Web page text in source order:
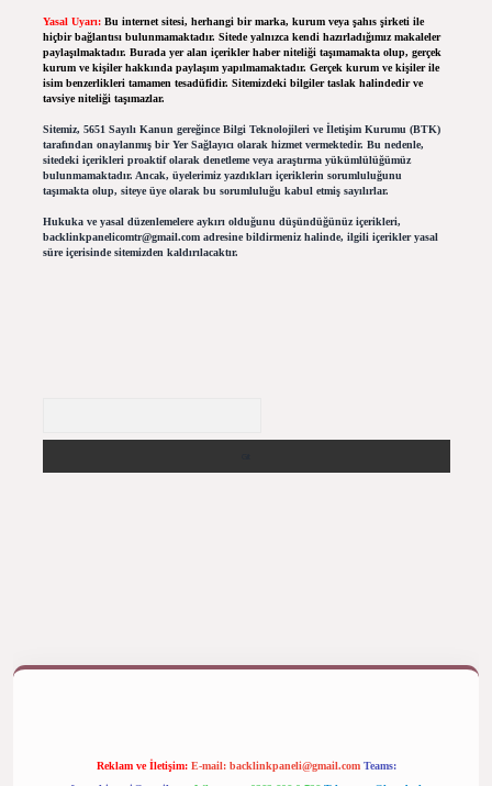
Yasal Uyarı: Bu internet sitesi, herhangi bir marka, kurum veya şahıs şirketi ile
hiçbir bağlantısı bulunmamaktadır. Sitede yalnızca kendi hazırladığımız makaleler
paylaşılmaktadır. Burada yer alan içerikler haber niteliği taşımamakta olup, gerçek
kurum ve kişiler hakkında paylaşım yapılmamaktadır. Gerçek kurum ve kişiler ile
isim benzerlikleri tamamen tesadüfidir. Sitemizdeki bilgiler taslak halindedir ve
tavsiye niteliği taşımazlar.
Sitemiz, 5651 Sayılı Kanun gereğince Bilgi Teknolojileri ve İletişim Kurumu (BTK)
tarafından onaylanmış bir Yer Sağlayıcı olarak hizmet vermektedir. Bu nedenle,
sitedeki içerikleri proaktif olarak denetleme veya araştırma yükümlülüğümüz
bulunmamaktadır. Ancak, üyelerimiz yazdıkları içeriklerin sorumluluğunu
taşımakta olup, siteye üye olarak bu sorumluluğu kabul etmiş sayılırlar.
Hukuka ve yasal düzenlemelere aykırı olduğunu düşündüğünüz içerikleri,
backlinkpanelicomtr@gmail.comadresine bildirmeniz halinde, ilgili içerikler yasal
süre içerisinde sitemizden kaldırılacaktır.
Reklam ve İletişim: E-mail: backlinkpaneli@gmail.com Teams: